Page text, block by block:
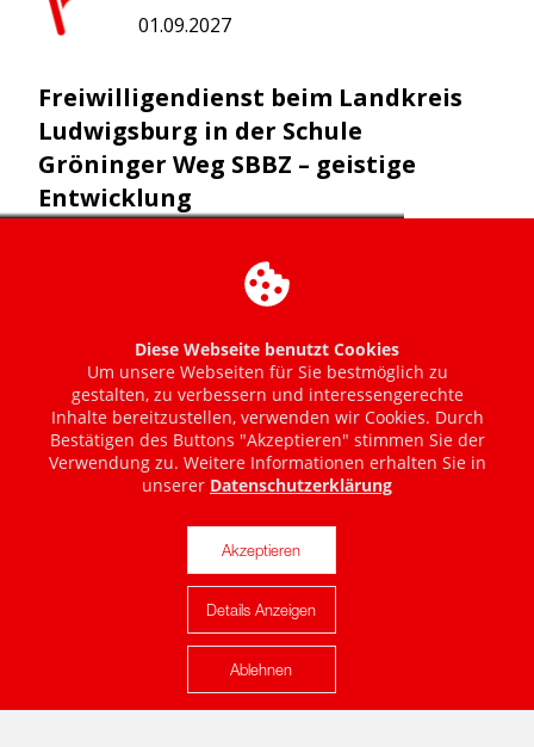
Karte anzeigen
Diese Webseite benutzt Cookies
Um unsere Webseiten für Sie bestmöglich zu
gestalten, zu verbessern und interessengerechte
Inhalte bereitzustellen, verwenden wir Cookies. Durch
Bestätigen des Buttons "Akzeptieren" stimmen Sie der
Verwendung zu. Weitere Informationen erhalten Sie in
unserer Datenschutzerklärung
Akzeptieren
Details Anzeigen
Ablehnen